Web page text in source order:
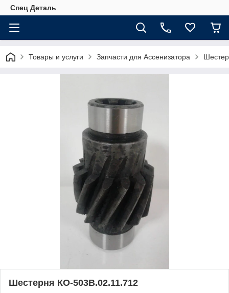
Спец Деталь
Товары и услуги Запчасти для Ассенизатора
Шестерня КО-503В.02.11.712